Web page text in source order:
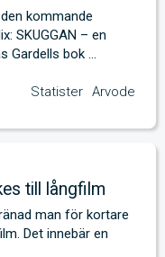
kommande
SKUGGAN – en
Gardells bok
Statister Arvode
till långfilm
man för kortare
Det innebär en